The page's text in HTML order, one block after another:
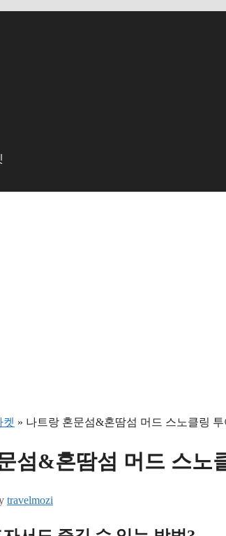
켓 » 나트랑 혼문섬&혼땀섬 머드 스노클링
섬&혼땀섬 머드 스노
travelmozi